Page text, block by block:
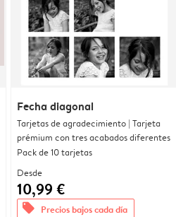
Fecha diagonal
Tarjetas de agradecimiento | Tarjeta
prémium con tres acabados diferentes
Pack de 10 tarjetas
Desde
10,99 €
offers Precios bajos cada día